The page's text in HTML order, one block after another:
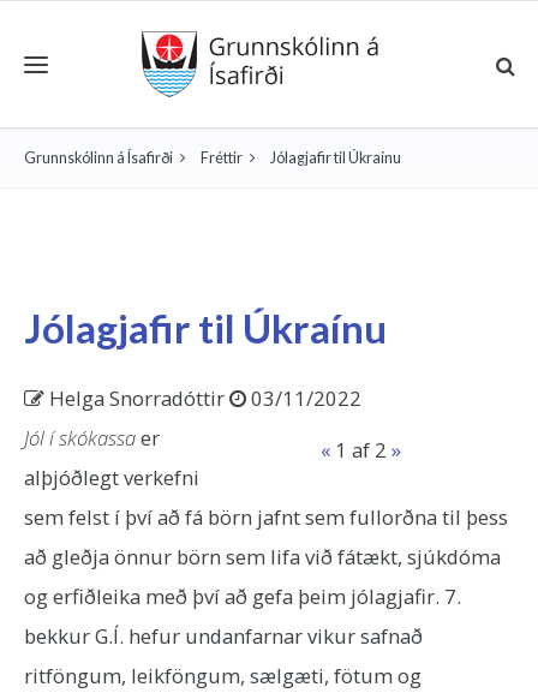
Toggle navigation
Grunnskólinn á Ísafirði Fréttir Jólagjafir til Úkraínu
Jólagjafir til Úkraínu
Helga Snorradóttir
03/11/2022
« 1 af 2 »
Jól í skókassaer
alþjóðlegt verkefni
sem felst í því að fá börn jafnt sem fullorðna til þess
að gleðja önnur börn sem lifa við fátækt, sjúkdóma
og erfiðleika með því að gefa þeim jólagjafir. 7.
bekkur G.Í. hefur undanfarnar vikur safnað
ritföngum, leikföngum, sælgæti, fötum og